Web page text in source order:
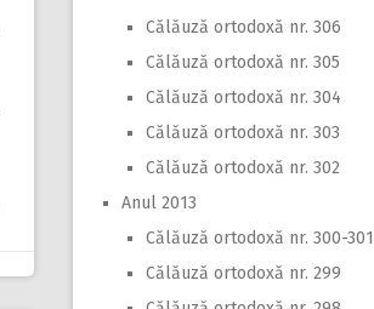
Călăuză ortodoxă nr. 306
Călăuză ortodoxă nr. 305
Călăuză ortodoxă nr. 304
Călăuză ortodoxă nr. 303
Călăuză ortodoxă nr. 302
Anul 2013
Călăuză ortodoxă nr. 300-301
Călăuză ortodoxă nr. 299